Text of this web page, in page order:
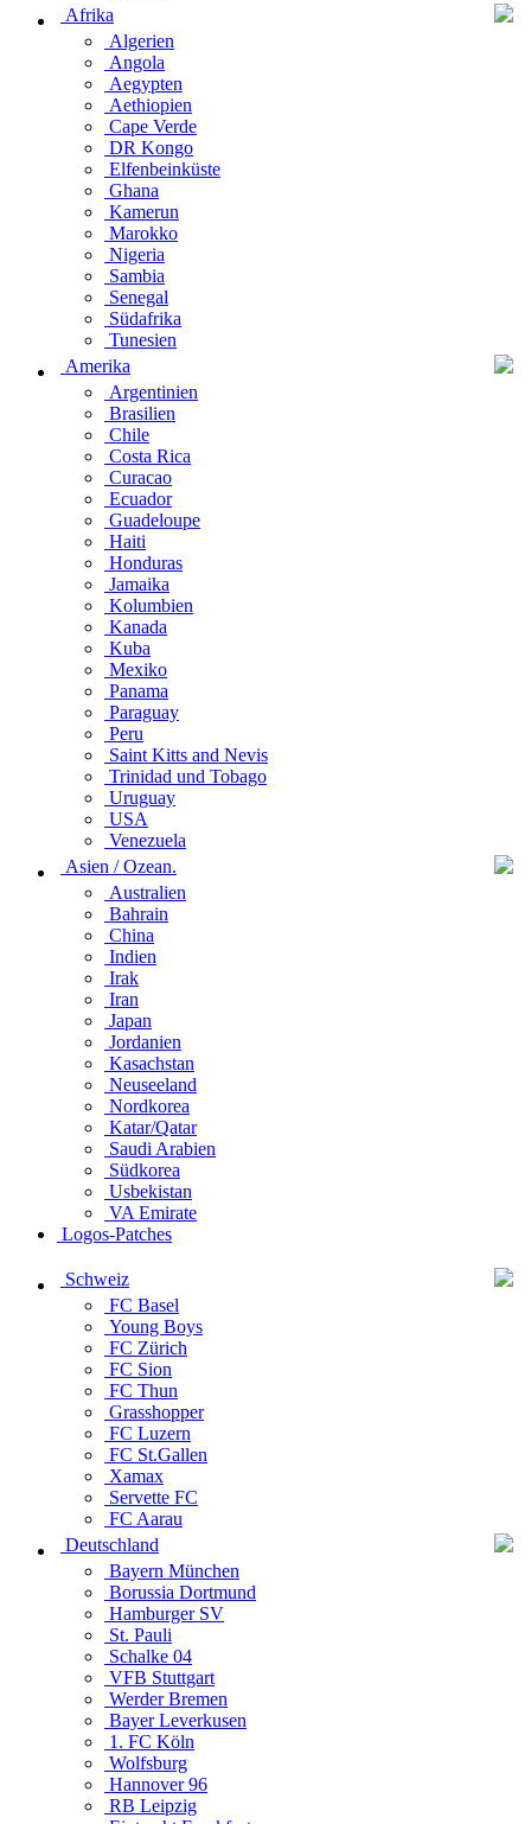
Afrika
Algerien
Angola
Aegypten
Aethiopien
Cape Verde
DR Kongo
Elfenbeinküste
Ghana
Kamerun
Marokko
Nigeria
Sambia
Senegal
Südafrika
Tunesien
Amerika
Argentinien
Brasilien
Chile
Costa Rica
Curacao
Ecuador
Guadeloupe
Haiti
Honduras
Jamaika
Kolumbien
Kanada
Kuba
Mexiko
Panama
Paraguay
Peru
Saint Kitts and Nevis
Trinidad und Tobago
Uruguay
USA
Venezuela
Asien / Ozean.
Australien
Bahrain
China
Indien
Irak
Iran
Japan
Jordanien
Kasachstan
Neuseeland
Nordkorea
Katar/Qatar
Saudi Arabien
Südkorea
Usbekistan
VA Emirate
Logos-Patches
Schweiz
FC Basel
Young Boys
FC Zürich
FC Sion
FC Thun
Grasshopper
FC Luzern
FC St.Gallen
Xamax
Servette FC
FC Aarau
Deutschland
Bayern München
Borussia Dortmund
Hamburger SV
St. Pauli
Schalke 04
VFB Stuttgart
Werder Bremen
Bayer Leverkusen
1. FC Köln
Wolfsburg
Hannover 96
RB Leipzig